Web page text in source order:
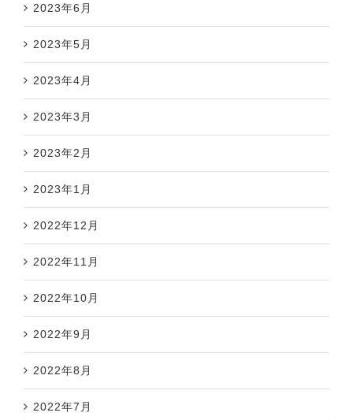
2023年6月
2023年5月
2023年4月
2023年3月
2023年2月
2023年1月
2022年12月
2022年11月
2022年10月
2022年9月
2022年8月
2022年7月